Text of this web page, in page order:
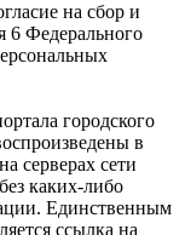
на сбор и
6 Федерального
городского
в
серверах сети
каких-либо
Единственным
ссылка на